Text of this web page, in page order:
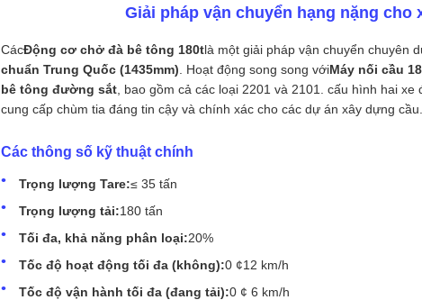
Giải pháp vận chuyển hạng nặng
CácĐộng cơ chở đà bê tông 180tlà một giải pháp vận chuyển chuyên
chuẩn Trung Quốc (1435mm) . Hoạt động song song vớiMáy nối cầu
bê tông đường sắt , bao gồm cả các loại 2201 và 2101. cấu hình hai
cung cấp chùm tia đáng tin cậy và chính xác cho các dự án xây dựng cầu.
Các thông số kỹ thuật chính
Trọng lượng Tare:≤ 35 tấn
Trọng lượng tải:180 tấn
Tối đa, khả năng phân loại:20%
Tốc độ hoạt động tối đa (không):0 ¢12 km/h
Tốc độ vận hành tối đa (đang tải):0 ¢ 6 km/h